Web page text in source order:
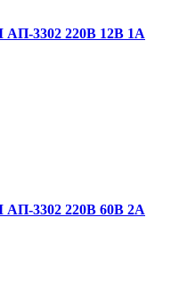
АП-3302 220В 12B 1A
АП-3302 220В 60В 2А